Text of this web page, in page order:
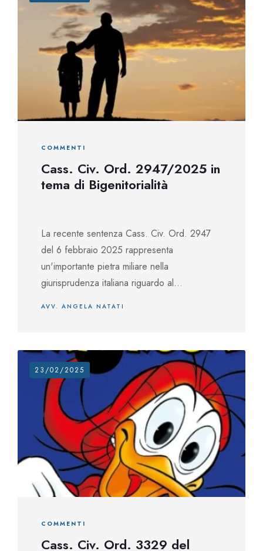
COMMENTI
Cass. Civ. Ord. 2947/2025 in
tema di Bigenitorialità
La recente sentenza Cass. Civ. Ord. 2947
del 6 febbraio 2025 rappresenta
un'importante pietra miliare nella
giurisprudenza italiana riguardo al...
AVV. ANGELA NATATI
23/02/2025
COMMENTI
Cass. Civ. Ord. 3329 del